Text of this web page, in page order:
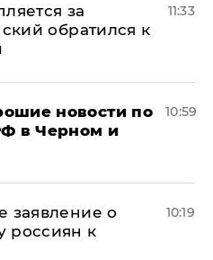
за
обратился к
11:33
новости по
в Черном и
10:59
заявление о
россиян к
10:19